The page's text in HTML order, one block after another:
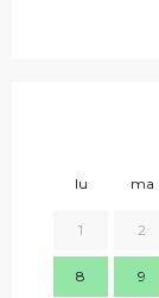
lu ma
1 2
8 9